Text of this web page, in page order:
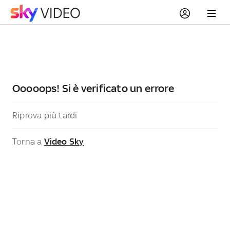
Ooooops! Si è verificato un errore
Riprova più tardi
Torna a Video Sky